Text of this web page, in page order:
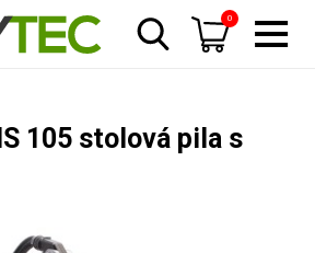
0
105 stolová pila s